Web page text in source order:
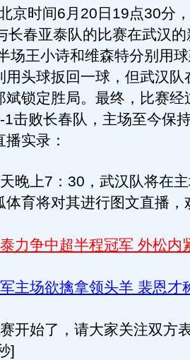
京时间6月20日19点30分
长春亚泰队的比赛在武汉
场王小诗和维森特分别用
用头球扳回一球，但武汉队
斌锁定胜局。最终，比赛经
击败长春队，主场至今保
实录：
晚上7：30，武汉队将在
体育将对其进行图文直播，
力争中超半程冠军 外松内
主场欲擒拿领头羊 裴恩才
开始了，请大家关注双
]